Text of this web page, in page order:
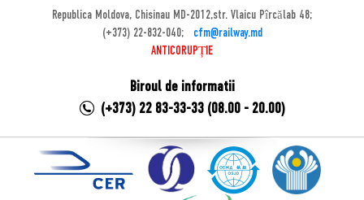
Republica Moldova, Chisinau MD-2012,str. Vlaicu Pîrcălab 48;
(+373) 22-832-040;
cfm@railway.md
ANTICORUPȚIE
Biroul de informatii
(+373) 22 83-33-33 (08.00 - 20.00)